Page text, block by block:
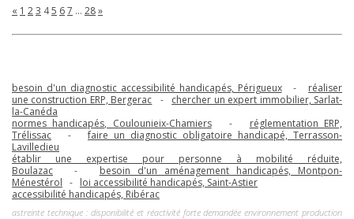
« 1 23 45 67 … 28»
besoin d'un diagnostic accessibilité handicapés, Périgueux- réaliser
une construction ERP, Bergerac - chercher un expert immobilier, Sarlat-
la-Canéda
normes handicapés, Coulounieix-Chamiers- réglementation ERP,
Trélissac -faire un diagnostic obligatoire handicapé, Terrasson-
Lavilledieu
établir une expertise pour personne à mobilité réduite,
Boulazac - besoin d'un aménagement handicapés, Montpon-
Ménestérol - loi accessibilité handicapés, Saint-Astier
accessibilité handicapés, Ribérac
astreinte technique : disponibilité et réactivité forte demandée environnement production